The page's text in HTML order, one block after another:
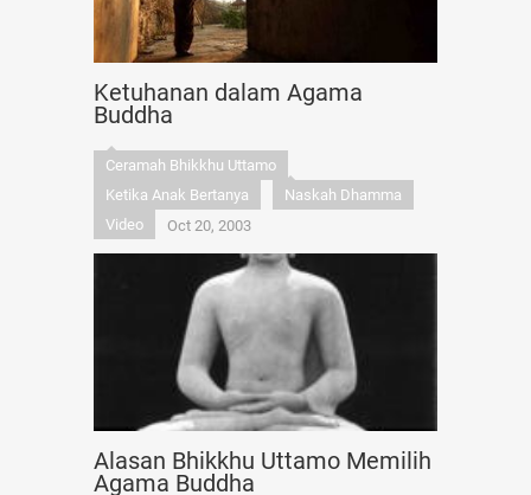
Ketuhanan dalam Agama
Buddha
Ceramah Bhikkhu Uttamo
Ketika Anak Bertanya
Naskah Dhamma
Video
Oct 20, 2003
Alasan Bhikkhu Uttamo Memilih
Agama Buddha